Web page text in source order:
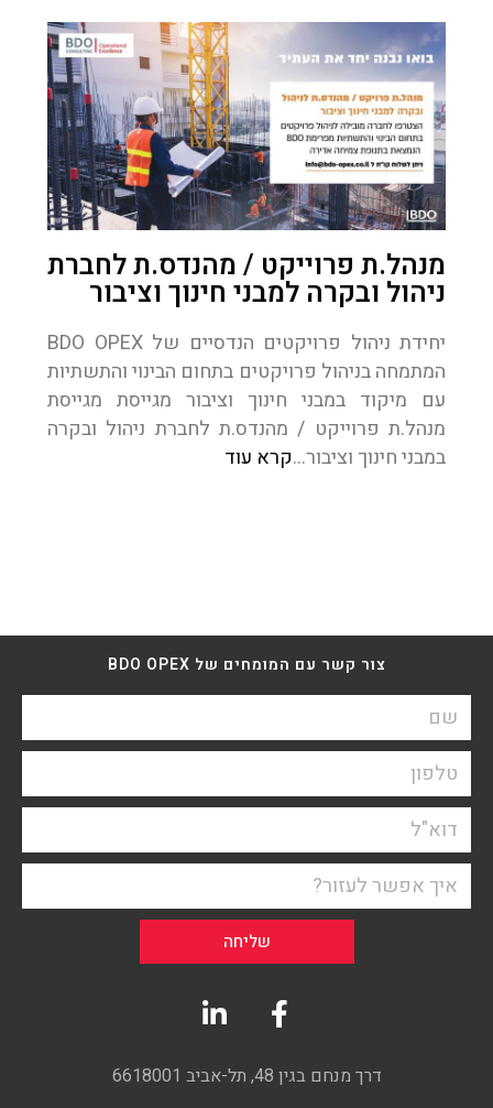
מנהל.ת פרוייקט / מהנדס.ת לחברת
ניהול ובקרה למבני חינוך וציבור
יחידת ניהול פרויקטים הנדסיים של BDO OPEX
המתמחה בניהול פרויקטים בתחום הבינוי והתשתיות
עם מיקוד במבני חינוך וציבור מגייסת מגייסת
מנהל.ת פרוייקט / מהנדס.ת לחברת ניהול ובקרה
במבני חינוך וציבור…קרא עוד
צור קשר עם המומחים של BDO OPEX
שליחה
דרך מנחם בגין 48, תל-אביב 6618001